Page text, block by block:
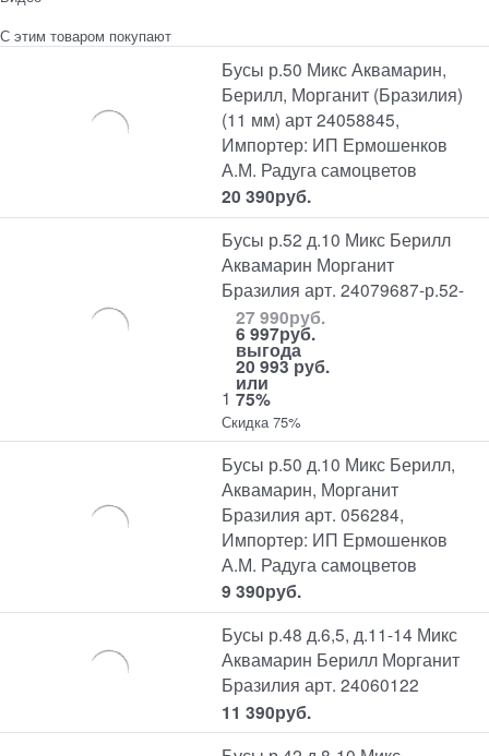
С этим товаром покупают
Бусы р.50 Микс Аквамарин,
Берилл, Морганит (Бразилия)
(11 мм) арт 24058845,
Импортер: ИП Ермошенков
А.М. Радуга самоцветов
20 390руб.
Бусы р.52 д.10 Микс Берилл
Аквамарин Морганит
Бразилия арт. 24079687-р.52-
1
27 990руб.
6 997руб.
выгода
20 993 руб.
или
75%
Скидка 75%
Бусы р.50 д.10 Микс Берилл,
Аквамарин, Морганит
Бразилия арт. 056284,
Импортер: ИП Ермошенков
А.М. Радуга самоцветов
9 390руб.
Бусы р.48 д.6,5, д.11-14 Микс
Аквамарин Берилл Морганит
Бразилия арт. 24060122
11 390руб.